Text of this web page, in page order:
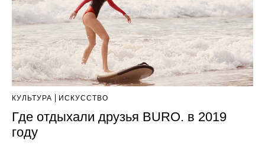
КУЛЬТУРА ИСКУССТВО
Где отдыхали друзья BURO. в 2019
году